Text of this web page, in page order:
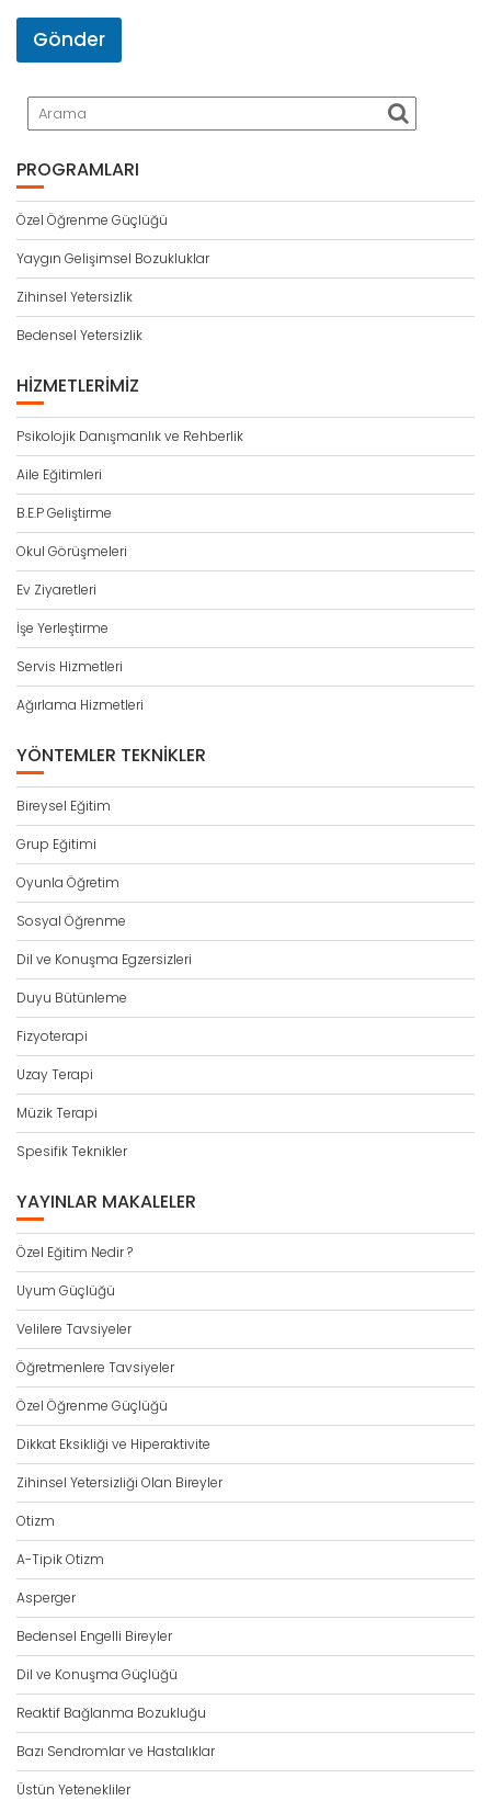
Gönder
PROGRAMLARI
Özel Öğrenme Güçlüğü
Yaygın Gelişimsel Bozukluklar
Zihinsel Yetersizlik
Bedensel Yetersizlik
HIZMETLERIMIZ
Psikolojik Danışmanlık ve Rehberlik
Aile Eğitimleri
B.E.P Geliştirme
Okul Görüşmeleri
Ev Ziyaretleri
İşe Yerleştirme
Servis Hizmetleri
Ağırlama Hizmetleri
YÖNTEMLER TEKNIKLER
Bireysel Eğitim
Grup Eğitimi
Oyunla Öğretim
Sosyal Öğrenme
Dil ve Konuşma Egzersizleri
Duyu Bütünleme
Fizyoterapi
Uzay Terapi
Müzik Terapi
Spesifik Teknikler
YAYINLAR MAKALELER
Özel Eğitim Nedir ?
Uyum Güçlüğü
Velilere Tavsiyeler
Öğretmenlere Tavsiyeler
Özel Öğrenme Güçlüğü
Dikkat Eksikliği ve Hiperaktivite
Zihinsel Yetersizliği Olan Bireyler
Otizm
A-Tipik Otizm
Asperger
Bedensel Engelli Bireyler
Dil ve Konuşma Güçlüğü
Reaktif Bağlanma Bozukluğu
Bazı Sendromlar ve Hastalıklar
Üstün Yetenekliler